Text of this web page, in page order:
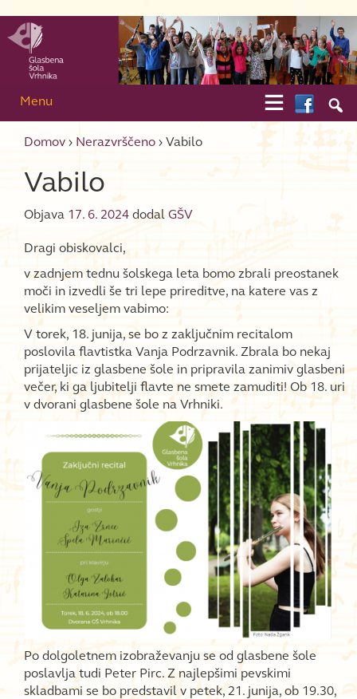

Menu 
Domov › Nerazvrščeno › Vabilo
Vabilo
Objava 17. 6. 2024 dodal GŠV
Dragi obiskovalci,
v zadnjem tednu šolskega leta bomo zbrali preostanek
moči in izvedli še tri lepe prireditve, na katere vas z
velikim veseljem vabimo:
V torek, 18. junija, se bo z zaključnim recitalom
poslovila flavtistka Vanja Podrzavnik. Zbrala bo nekaj
prijateljic iz glasbene šole in pripravila zanimiv glasbeni
večer, ki ga ljubitelji flavte ne smete zamuditi! Ob 18. uri
v dvorani glasbene šole na Vrhniki.
Po dolgoletnem izobraževanju se od glasbene šole
poslavlja tudi Peter Pirc. Z najlepšimi pevskimi
skladbami se bo predstavil v petek, 21. junija, ob 19.30,